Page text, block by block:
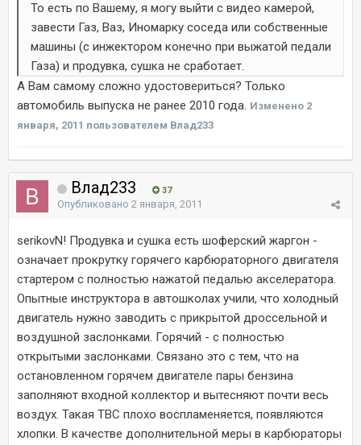
То есть по Вашему, я могу выйти с видео камерой,
завести Газ, Ваз, Иномарку соседа или собственные
машины (с инжектором конечно при выжатой педали
Газа) и продувка, сушка не сработает.
А Вам самому сложно удостовериться? Только
автомобиль выпуска не ранее 2010 года. Изменено 2
января, 2011 пользователем Влад233
Влад233 37
Опубликовано 2 января, 2011
serikovN! Продувка и сушка есть шоферский жаргон -
означает прокрутку горячего карбюраторного двигателя
стартером с полностью нажатой педалью акселератора.
Опытные инструктора в автошколах учили, что холодный
двигатель нужно заводить с прикрытой дроссельной и
воздушной заслонками. Горячий - с полностью
открытыми заслонками. Связано это с тем, что на
остановленном горячем двигателе пары бензина
заполняют входной коллектор и вытесняют почти весь
воздух. Такая ТВС плохо воспламеняется, появляются
хлопки. В качестве дополнительной меры в карбюраторы